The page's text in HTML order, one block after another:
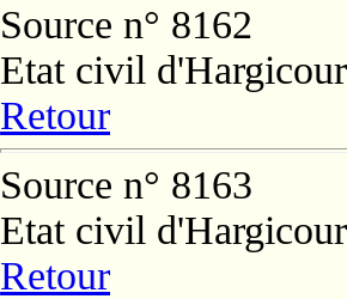
Source n° 8162
Etat civil
Retour
Source n° 8163
Etat civil
Retour